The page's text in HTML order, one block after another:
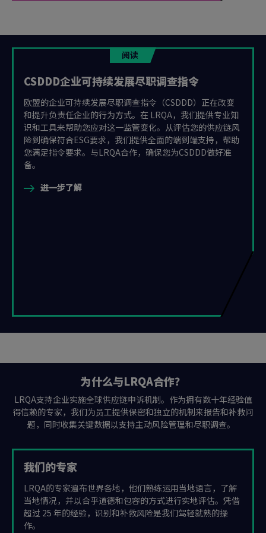
CSDDD企业可持续发展尽职调查指令
欧盟的企业可持续发展尽职调查指令（CSDDD）正在改变
和提升负责任企业的行为方式。在 LRQA，我们提供专业知
识和工具来帮助您应对这一监管变化。从评估您的供应链风
险到确保符合ESG要求，我们提供全面的端到端支持，帮助
您满足指令要求。与LRQA合作，确保您为CSDDD做好准
备。
阅读
进一步了解
为什么与LRQA合作？
LRQA支持企业实施全球供应链申诉机制。作为拥有数十年经验值
得信赖的专家，我们为员工提供保密和独立的机制来报告和补救问
题，同时收集关键数据以支持主动风险管理和尽职调查。
我们的专家
LRQA的专家遍布世界各地，他们熟练运用当地语言，了解
当地情况，并以合乎道德和包容的方式进行实地评估。凭借
超过 25 年的经验，识别和补救风险是我们驾轻就熟的操
作。